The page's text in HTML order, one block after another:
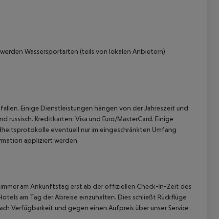
Wassersportarten (teils von lokalen Anbietern)
Einige Dienstleistungen hängen von der Jahreszeit und
russisch. Kreditkarten: Visa und Euro/MasterCard. Einige
eventuell nur im eingeschränkten Umfang
appliziert werden.
am Ankunftstag erst ab der offiziellen Check-In-Zeit des
am Tag der Abreise einzuhalten. Dies schließt Rückflüge
Verfügbarkeit und gegen einen Aufpreis über unser Service